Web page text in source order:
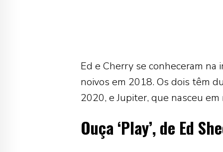
Ed e Cherry se conheceram na
noivos em 2018. Os dois têm
2020, e Jupiter, que nasceu
Ouça ‘Play’, de Ed